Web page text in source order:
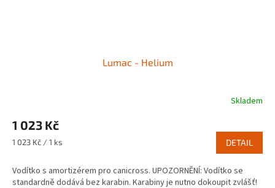
Lumac - Helium
Skladem
1 023 Kč
Měrná
1 023 Kč / 1 ks DETAIL
Vodítko s amortizérem pro canicross. UPOZORNĚNÍ: Vodítko se
standardně dodává bez karabin. Karabiny je nutno dokoupit zvlášť!